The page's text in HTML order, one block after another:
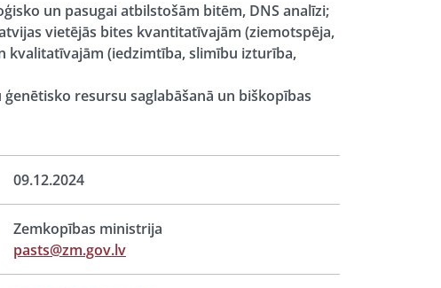
un pasugai atbilstošām bitēm, DNS analīzi;
vietējās bites kvantitatīvajām (ziemotspēja,
kvalitatīvajām (iedzimtība, slimību izturība,
resursu saglabāšanā un biškopības
09.12.2024
Zemkopības ministrija
pasts@zm.gov.lv